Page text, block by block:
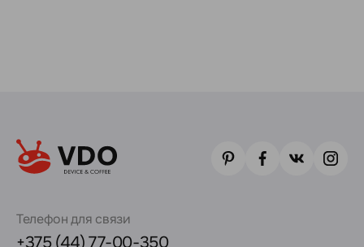
Телефон для связи
+375 (44) 77-00-350